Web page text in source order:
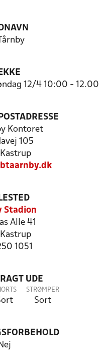
12/4 10:00 - 12.00
Kontoret
105
Stadion
Alle 41
1051
UDE
STRØMPER
Sort
Nej